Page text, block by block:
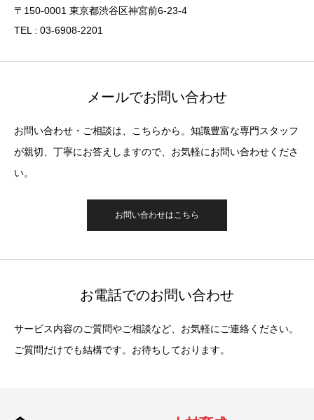
〒150-0001 東京都渋谷区神宮前6-23-4
TEL : 03-6908-2201
メールでお問い合わせ
お問い合わせ・ご相談は、こちらから。知識豊富な専門スタッフ
が親切、丁寧にお答えしますので、お気軽にお問い合わせくださ
い。
お問い合わせはこちら
お電話でのお問い合わせ
サービス内容のご質問やご相談など、お気軽にご連絡ください。
ご質問だけでも結構です。お待ちしております。